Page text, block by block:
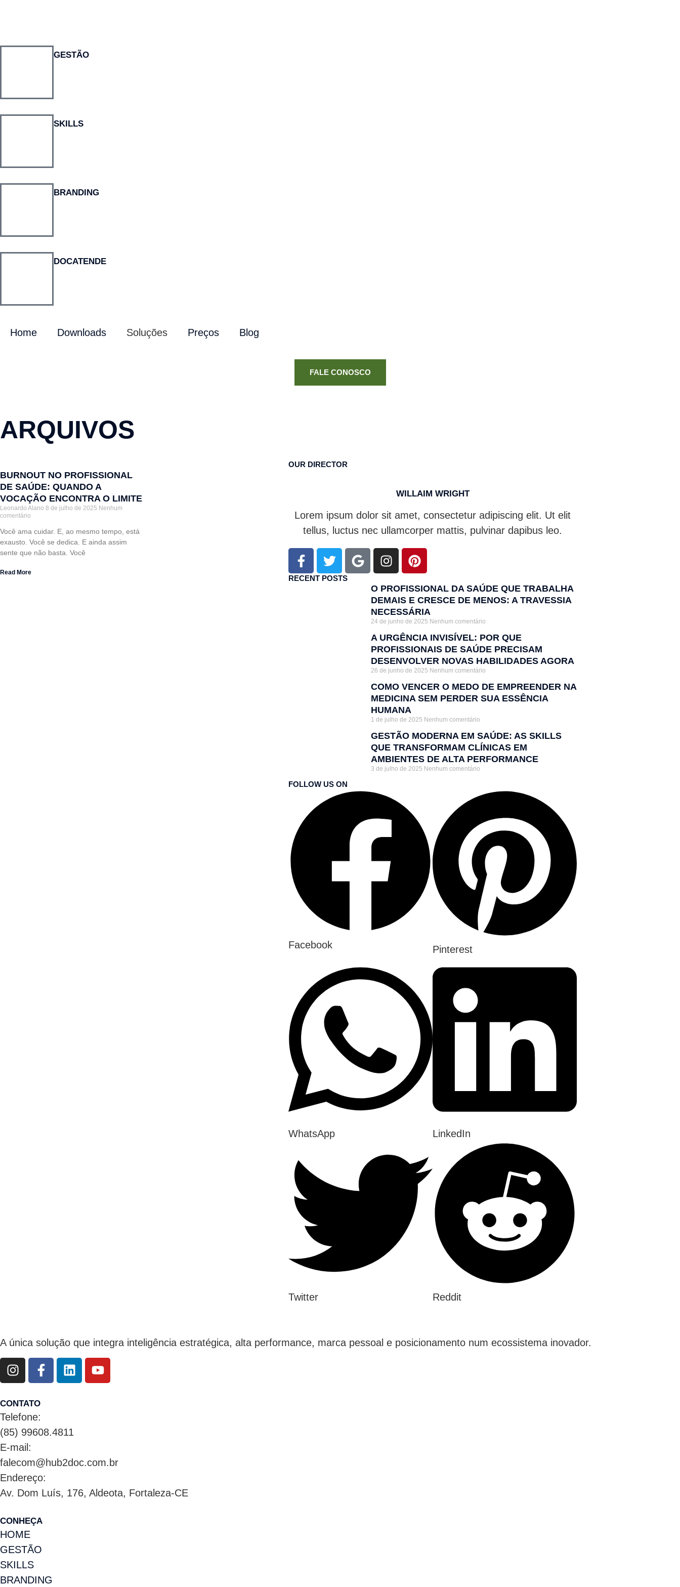
GESTÃO
SKILLS
BRANDING
DOCATENDE
Home Downloads Soluções Preços Blog
FALE CONOSCO
ARQUIVOS
BURNOUT NO PROFISSIONAL
DE SAÚDE: QUANDO A
VOCAÇÃO ENCONTRA O LIMITE
Leonardo Alano 8 de julho de 2025 Nenhum
comentário
Você ama cuidar. E, ao mesmo tempo, está
exausto. Você se dedica. E ainda assim
sente que não basta. Você
Read More
OUR DIRECTOR
WILLAIM WRIGHT
Lorem ipsum dolor sit amet, consectetur adipiscing elit. Ut elit
tellus, luctus nec ullamcorper mattis, pulvinar dapibus leo.
RECENT POSTS
O PROFISSIONAL DA SAÚDE QUE TRABALHA
DEMAIS E CRESCE DE MENOS: A TRAVESSIA
NECESSÁRIA
24 de junho de 2025 Nenhum comentário
A URGÊNCIA INVISÍVEL: POR QUE
PROFISSIONAIS DE SAÚDE PRECISAM
DESENVOLVER NOVAS HABILIDADES AGORA
26 de junho de 2025 Nenhum comentário
COMO VENCER O MEDO DE EMPREENDER NA
MEDICINA SEM PERDER SUA ESSÊNCIA
HUMANA
1 de julho de 2025 Nenhum comentário
GESTÃO MODERNA EM SAÚDE: AS SKILLS
QUE TRANSFORMAM CLÍNICAS EM
AMBIENTES DE ALTA PERFORMANCE
3 de julho de 2025 Nenhum comentário
FOLLOW US ON
Facebook Pinterest
WhatsApp LinkedIn
Twitter Reddit
A única solução que integra inteligência estratégica, alta performance, marca pessoal e posicionamento num ecossistema inovador.
CONTATO
Telefone:
(85) 99608.4811
E-mail:
falecom@hub2doc.com.br
Endereço:
Av. Dom Luís, 176, Aldeota, Fortaleza-CE
CONHEÇA
HOME
GESTÃO
SKILLS
BRANDING